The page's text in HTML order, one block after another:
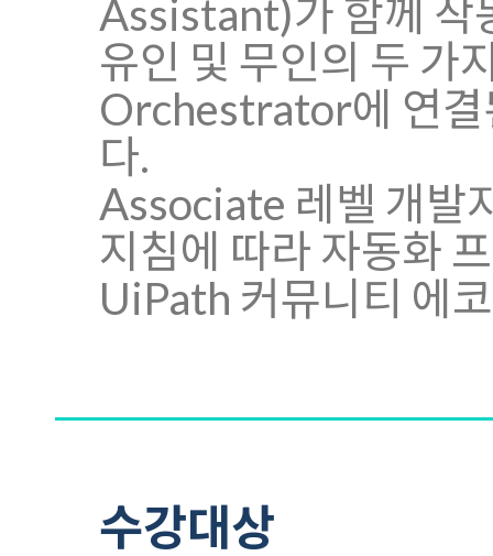
Assistant)가 함께 작
유인 및 무인의 두 가
Orchestrator에 연결
다.
Associate 레벨 개발
지침에 따라 자동화
UiPath 커뮤니티 에
수강대상